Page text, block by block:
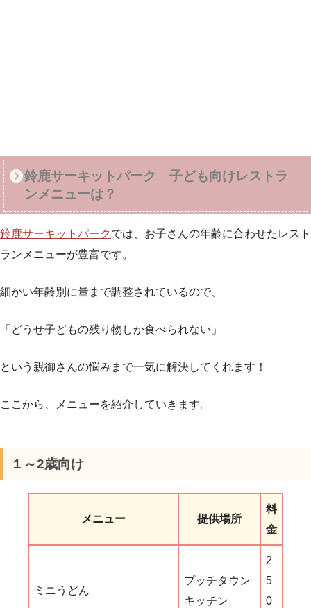
鈴鹿サーキットパーク 子ども向けレストラ
ンメニューは？
鈴鹿サーキットパーク では、お子さんの年齢に合わせたレスト
ランメニューが豊富です。
細かい年齢別に量まで調整されているので、
「どうせ子どもの残り物しか食べられない」
という親御さんの悩みまで一気に解決してくれます！
ここから、メニューを紹介していきます。
１～2歳向け
メニュー 提供場所
料
金
ミニうどん
プッチタウン
キッチン
2
5
0